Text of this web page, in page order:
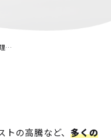
工期短縮の秘訣！施工管理を見える化するガントチャート活用術
トの高騰など、多くの